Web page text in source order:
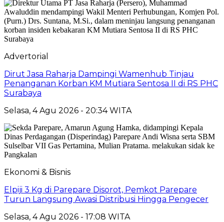
Advertorial
Dirut Jasa Raharja Dampingi Wamenhub Tinjau
Penanganan Korban KM Mutiara Sentosa II di RS PHC
Surabaya
Selasa, 4 Agu 2026 - 20:34 WITA
Ekonomi & Bisnis
Elpiji 3 Kg di Parepare Disorot, Pemkot Parepare
Turun Langsung Awasi Distribusi Hingga Pengecer
Selasa, 4 Agu 2026 - 17:08 WITA